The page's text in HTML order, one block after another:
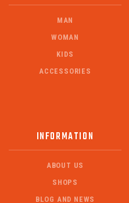
MAN
WOMAN
KIDS
ACCESSORIES
INFORMATION
ABOUT US
SHOPS
BLOG AND NEWS